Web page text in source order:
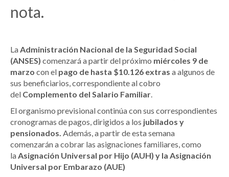
nota.
LaAdministración Nacional de la Seguridad Social
(ANSES) comenzará a partir del próximo miércoles 9 de
marzo con el pago de hasta $10.126 extras a algunos de
sus beneficiarios, correspondiente al cobro
del Complemento del Salario Familiar.
El organismo previsional continúa con sus correspondientes
cronogramas de pagos, dirigidos a los jubilados y
pensionados. Además, a partir de esta semana
comenzarán a cobrar las asignaciones familiares, como
laAsignación Universal por Hijo (AUH) y la Asignación
Universal por Embarazo (AUE)